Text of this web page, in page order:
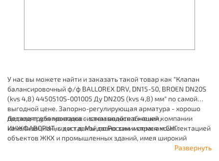
У нас вы можете найти и заказать такой товар как "Клапан
балансировочный ф/ф BALLOREX DRV, DN15-50, BROEN DN20S
(kvs 4,8) 4450510S-001005 Ду DN20S (kvs 4,8) мм" по самой
выгодной цене. Запорно-регулирующая арматура - хорошо
подходят для монтажа систем водоснабжения,
канализационных и т.д. Мы давно занимаемся комплектацией
объектов ЖКХ и промышленных зданий, имея широкий
Детали трубопроводов - заказывайте в нашей компании
ИНЖФАВОРИТ, с доставкой по России и странам СНГ.
Развернуть